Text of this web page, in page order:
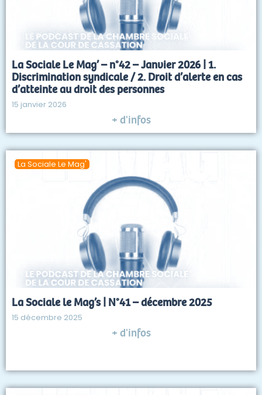
La Sociale Le Mag’ – n°42 – Janvier 2026 | 1.
Discrimination syndicale / 2. Droit d’alerte en cas
d’atteinte au droit des personnes
15 janvier 2026
+ d'infos
La Sociale Le Mag'
La Sociale le Mag’s | N°41 – décembre 2025
15 décembre 2025
+ d'infos